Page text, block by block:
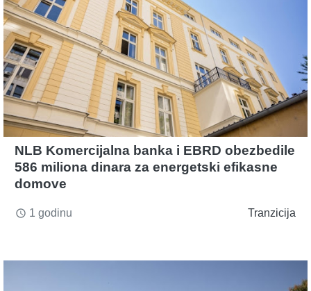
NLB Komercijalna banka i EBRD obezbedile
586 miliona dinara za energetski efikasne
domove
access_time 1 godinu Tranzicija